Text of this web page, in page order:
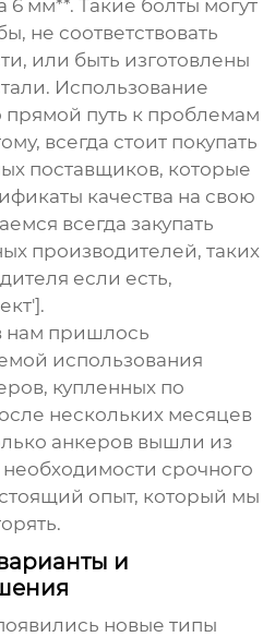
6 мм**. Такие болты могут
не соответствовать
или быть изготовлены
Использование
прямой путь к проблемам
всегда стоит покупать
поставщиков, которые
качества на свою
всегда закупать
производителей, таких
если есть,
нам пришлось
использования
купленных по
нескольких месяцев
анкеров вышли из
необходимости срочного
опыт, который мы
и
новые типы